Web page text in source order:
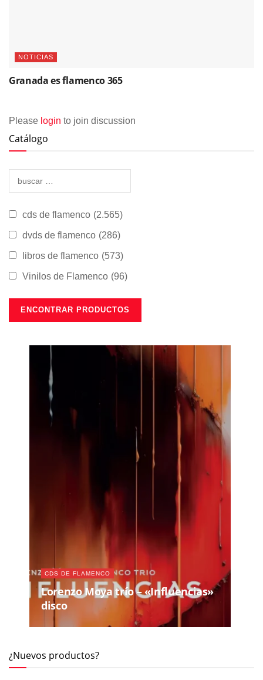
NOTICIAS
Granada es flamenco 365
Please login to join discussion
Catálogo
cds de flamenco (2.565)
dvds de flamenco (286)
libros de flamenco (573)
Vinilos de Flamenco (96)
CDS DE FLAMENCO
Lorenzo Moya trío – «Influencias»
disco
¿Nuevos productos?